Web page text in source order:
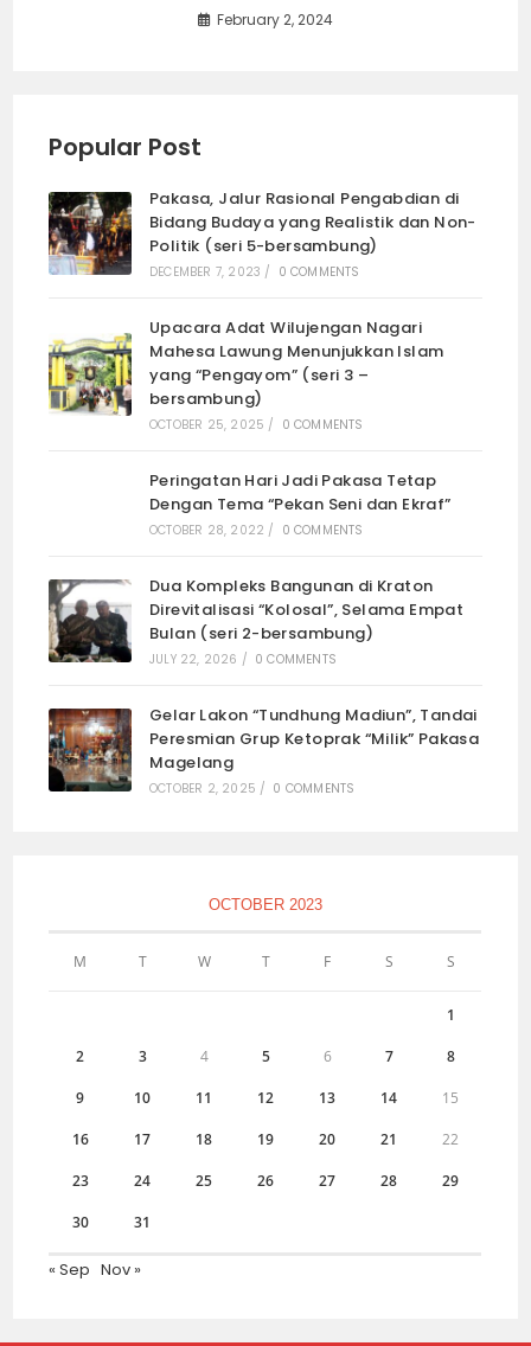
February 2, 2024
Popular Post
Pakasa, Jalur Rasional Pengabdian di
Bidang Budaya yang Realistik dan Non-
Politik (seri 5-bersambung)
DECEMBER 7, 2023 / 0 COMMENTS
Upacara Adat Wilujengan Nagari
Mahesa Lawung Menunjukkan Islam
yang “Pengayom” (seri 3 –
bersambung)
OCTOBER 25, 2025 / 0 COMMENTS
Peringatan Hari Jadi Pakasa Tetap
Dengan Tema “Pekan Seni dan Ekraf”
OCTOBER 28, 2022 / 0 COMMENTS
Dua Kompleks Bangunan di Kraton
Direvitalisasi “Kolosal”, Selama Empat
Bulan (seri 2-bersambung)
JULY 22, 2026 / 0 COMMENTS
Gelar Lakon “Tundhung Madiun”, Tandai
Peresmian Grup Ketoprak “Milik” Pakasa
Magelang
OCTOBER 2, 2025 / 0 COMMENTS
OCTOBER 2023
M T W T F S S
1
2 3 4 5 6 7 8
9 10 11 12 13 14 15
16 17 18 19 20 21 22
23 24 25 26 27 28 29
30 31
« Sep Nov »